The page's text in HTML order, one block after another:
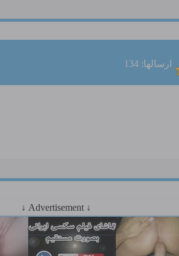
ارسالها: 134
↓ Advertisement ↓